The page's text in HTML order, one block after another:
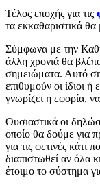
Τέλος εποχής για τις
τα εκκαθαριστικά
Σύμφωνα με την
άλλη χρονιά θα
σημειώματα. Αυτό
επιθυμούν οι ίδιοι
γνωρίζει η εφορία,
Ουσιαστικά οι
οποίο θα δούμε για
για τις φετινές κάτι
διαπιστωθεί αν όλα
έτοιμο το σύστημα